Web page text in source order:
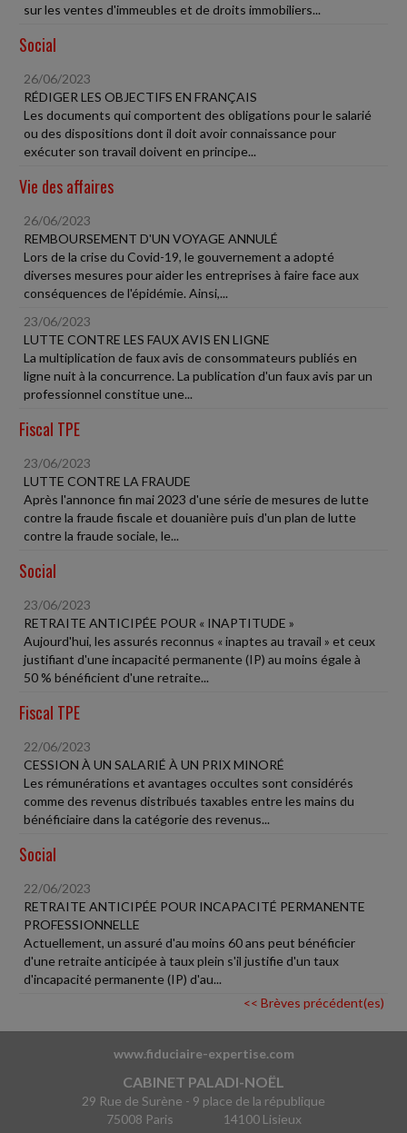
sur les ventes d'immeubles et de droits immobiliers...
Social
26/06/2023
RÉDIGER LES OBJECTIFS EN FRANÇAIS
Les documents qui comportent des obligations pour le salarié
ou des dispositions dont il doit avoir connaissance pour
exécuter son travail doivent en principe...
Vie des affaires
26/06/2023
REMBOURSEMENT D'UN VOYAGE ANNULÉ
Lors de la crise du Covid-19, le gouvernement a adopté
diverses mesures pour aider les entreprises à faire face aux
conséquences de l'épidémie. Ainsi,...
23/06/2023
LUTTE CONTRE LES FAUX AVIS EN LIGNE
La multiplication de faux avis de consommateurs publiés en
ligne nuit à la concurrence. La publication d'un faux avis par un
professionnel constitue une...
Fiscal TPE
23/06/2023
LUTTE CONTRE LA FRAUDE
Après l'annonce fin mai 2023 d'une série de mesures de lutte
contre la fraude fiscale et douanière puis d'un plan de lutte
contre la fraude sociale, le...
Social
23/06/2023
RETRAITE ANTICIPÉE POUR « INAPTITUDE »
Aujourd'hui, les assurés reconnus « inaptes au travail » et ceux
justifiant d'une incapacité permanente (IP) au moins égale à
50 % bénéficient d'une retraite...
Fiscal TPE
22/06/2023
CESSION À UN SALARIÉ À UN PRIX MINORÉ
Les rémunérations et avantages occultes sont considérés
comme des revenus distribués taxables entre les mains du
bénéficiaire dans la catégorie des revenus...
Social
22/06/2023
RETRAITE ANTICIPÉE POUR INCAPACITÉ PERMANENTE
PROFESSIONNELLE
Actuellement, un assuré d'au moins 60 ans peut bénéficier
d'une retraite anticipée à taux plein s'il justifie d'un taux
d'incapacité permanente (IP) d'au...
<< Brèves précédent(es)
www.fiduciaire-expertise.com
CABINET PALADI-NOËL
29 Rue de Surène - 9 place de la république
75008 Paris
14100 Lisieux